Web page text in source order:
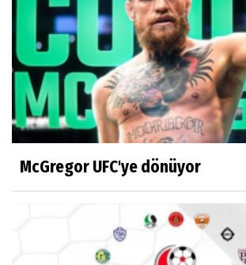
McGregor UFC'ye dönüyor